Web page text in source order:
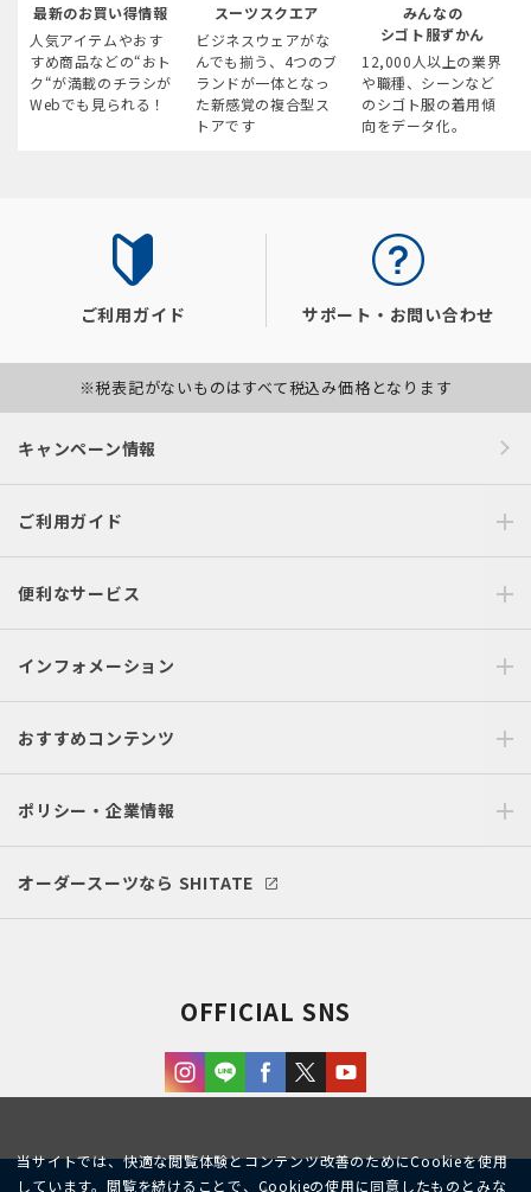
最新のお買い得情報
人気アイテムやおす
すめ商品などの“おト
ク“が満載のチラシが
Webでも見られる！
スーツスクエア
ビジネスウェアがな
んでも揃う、4つのブ
ランドが一体となっ
た新感覚の複合型ス
トアです
みんなの
シゴト服ずかん
12,000人以上の業界
や職種、シーンなど
のシゴト服の着用傾
向をデータ化。
ご利用ガイド サポート・お問い合わせ
※税表記がないものはすべて税込み価格となります
キャンペーン情報
ご利用ガイド
便利なサービス
インフォメーション
おすすめコンテンツ
ポリシー・企業情報
オーダースーツなら SHITATE
OFFICIAL SNS
当サイトでは、快適な閲覧体験とコンテンツ改善のためにCookieを使用
しています。閲覧を続けることで、Cookieの使用に同意したものとみな